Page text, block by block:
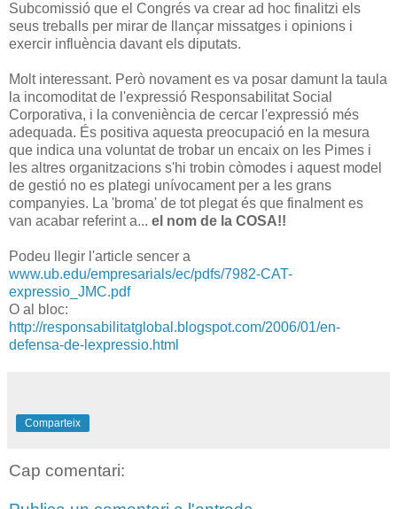
Subcomissió que el Congrés va crear ad hoc finalitzi els
seus treballs per mirar de llançar missatges i opinions i
exercir influència davant els diputats.
Molt interessant. Però novament es va posar damunt la taula
la incomoditat de l'expressió Responsabilitat Social
Corporativa, i la conveniència de cercar l'expressió més
adequada. És positiva aquesta preocupació en la mesura
que indica una voluntat de trobar un encaix on les Pimes i
les altres organitzacions s'hi trobin còmodes i aquest model
de gestió no es plategi unívocament per a les grans
companyies. La 'broma' de tot plegat és que finalment es
van acabar referint a... el nom de la COSA!!
Podeu llegir l'article sencer a
www.ub.edu/empresarials/ec/pdfs/7982-CAT-
expressio_JMC.pdf
O al bloc:
http://responsabilitatglobal.blogspot.com/2006/01/en-
defensa-de-lexpressio.html
Comparteix
Cap comentari: